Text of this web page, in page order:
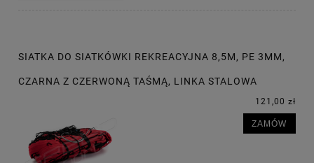
SIATKA DO SIATKÓWKI REKREACYJNA 8,5M, PE 3MM,
CZARNA Z CZERWONĄ TAŚMĄ, LINKA STALOWA
121,00 zł
ZAMÓW